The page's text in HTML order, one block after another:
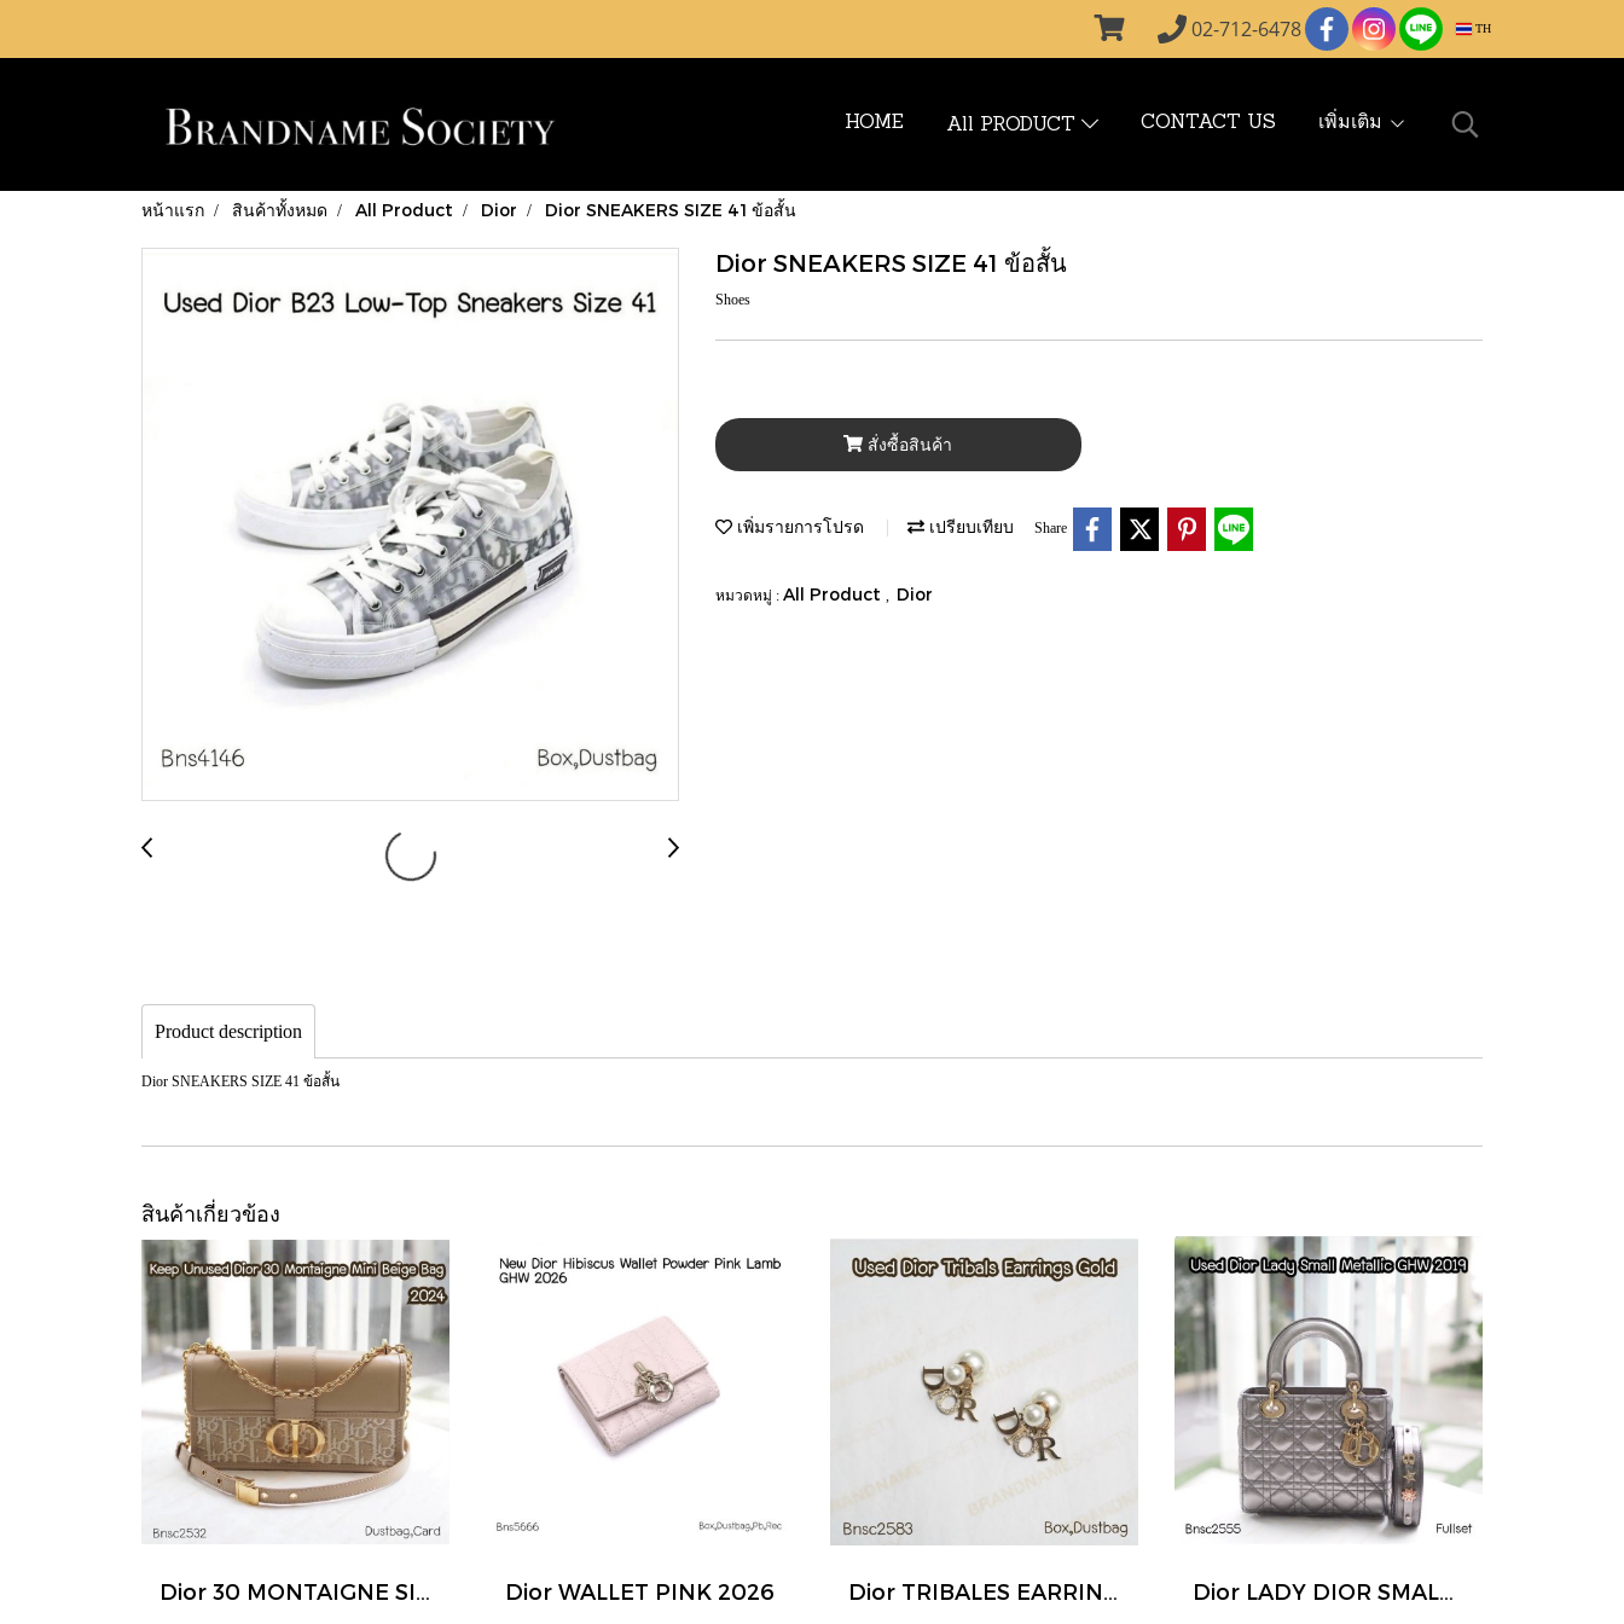
02-712-6478 TH
HOME All PRODUCT CONTACT US เพิ่มเติม
หน้าแรก สินค้าทั้งหมด All Product Dior Dior SNEAKERS SIZE 41 ข้อสั้น
Dior SNEAKERS SIZE 41 ข้อสั้น
Shoes
สั่งซื้อสินค้า
เพิ่มรายการโปรด เปรียบเทียบ Share
หมวดหมู่ : All Product Dior
Product description
Dior SNEAKERS SIZE 41 ข้อสั้น
สินค้าเกี่ยวข้อง
Dior WALLET PINK 2026